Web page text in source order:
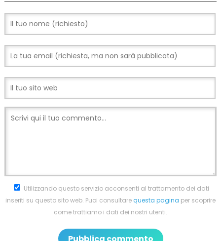
Utilizzando questo servizio acconsenti al trattamento dei dati
inseriti su questo sito web. Puoi consultarequesta pagina per scoprire
come trattiamo i dati dei nostri utenti.